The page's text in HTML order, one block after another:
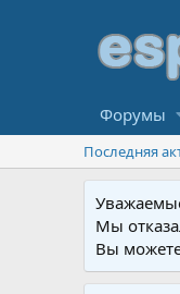
Форумы
Последняя
Мы
Вы